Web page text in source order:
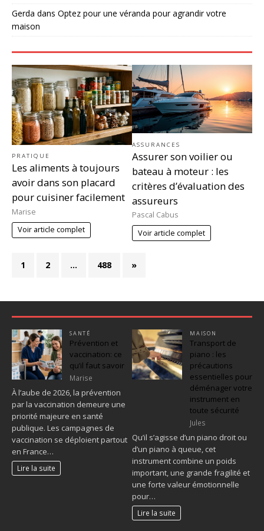
Gerda dans Optez pour une véranda pour agrandir votre
maison
PRATIQUE
Les aliments à toujours
avoir dans son placard
pour cuisiner facilement
Marise
Voir article complet
ASSURANCES
Assurer son voilier ou
bateau à moteur : les
critères d’évaluation des
assureurs
Pascal Cabus
Voir article complet
1 2 … 488 »
SANTÉ
Prévention et
vaccination: ce
qu’il faut savoir
Marise
À l’aube de 2026, la prévention
par la vaccination demeure une
priorité majeure en santé
publique. Les campagnes de
vaccination se déploient partout
en France…
Lire la suite
MAISON
Transport de
piano : les
précautions
essentielles pour
déménager votre
instrument en
toute sécurité
Jules
Qu’il s’agisse d’un piano droit ou
d’un piano à queue, cet
instrument combine un poids
important, une grande fragilité et
une forte valeur émotionnelle
pour…
Lire la suite